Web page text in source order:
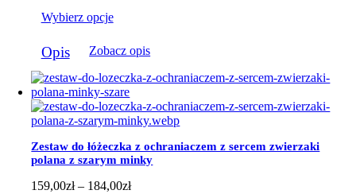
do
Wybierz opcje
produkt
ma
wiele
wariantów.
Opcje
można
wybrać
na
stronie
produktu
Opis Zobacz opis
Zestaw do łóżeczka z ochraniaczem z sercem zwierzaki
polana z szarym minky
159,00zł – 184,00złZakres